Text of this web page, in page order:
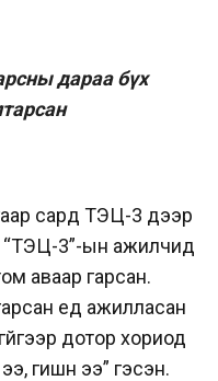
дараа бүх
сард ТЭЦ-3 дээр
“ТЭЦ-3”-ын ажилчид
аваар гарсан.
үед ажилласан
дотор хориод
гишүүн ээ” гэсэн.